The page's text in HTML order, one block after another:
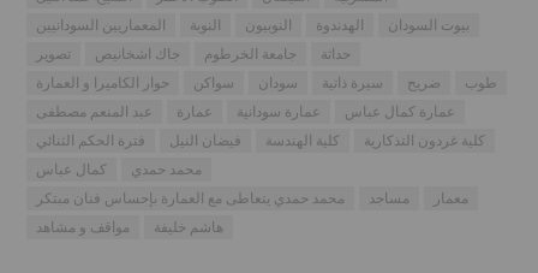
المعماريين السودانيين
النوبة النوبيون الهدندوة
بيوت السودان
تصوير
جاك اشخانيص جامعة الخرطوم
حداثة
حوار الكاميرا و العمارة
سواكن سودان سيرة ذاتية ضريح
طوب
عبد المنعم مصطفى
عمارة عمارة سودانية
عمارة كمال عباس
فترة الحكم الثنائي
فيضان النيل كلية الهندسة
كلية غردون التذكارية
كمال عباس
محمد حمدي
محمد حمدي يتعاطى مع العمارة بإحساس فنان مبتكر
مساجد
معمار
مواقف و مشاهد
هاشم خليفة